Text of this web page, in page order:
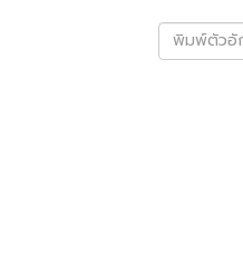
พิมพ์
ตัว